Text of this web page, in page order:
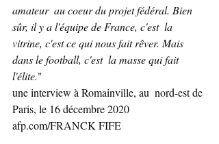
amateur  au coeur du projet fédéral. Bien
sûr, il y a l'équipe de France, c'est  la
vitrine, c'est ce qui nous fait rêver. Mais
dans le football, c'est  la masse qui fait
l'élite."
une interview à Romainville, au  nord-est de
Paris, le 16 décembre 2020
afp.com/FRANCK FIFE